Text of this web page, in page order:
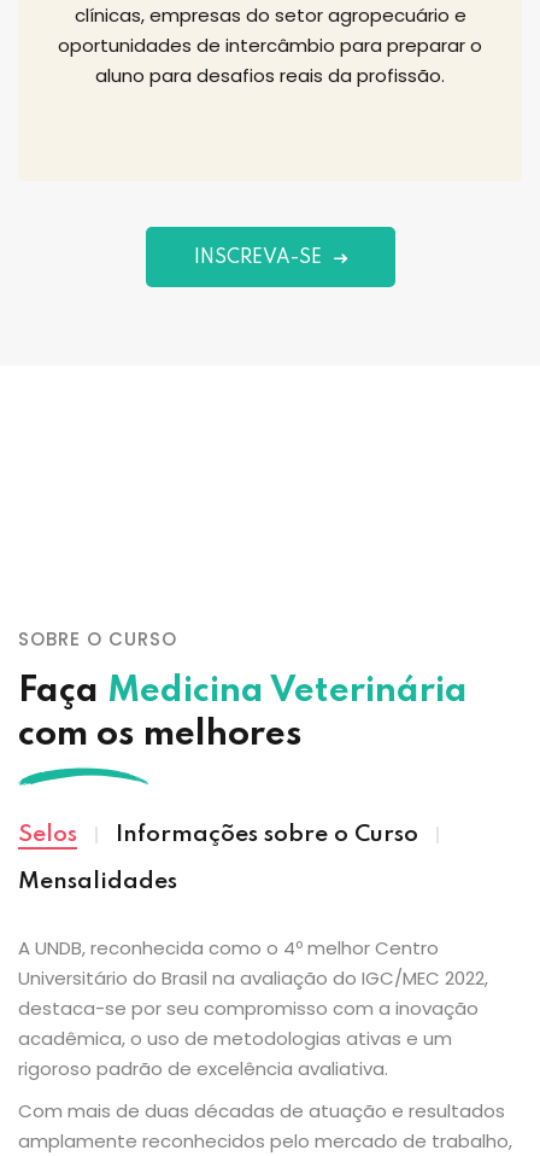
clínicas, empresas do setor agropecuário e
oportunidades de intercâmbio para preparar o
aluno para desafios reais da profissão.
INSCREVA-SE
SOBRE O CURSO
Faça Medicina Veterinária
com os melhores
Selos Informações sobre o Curso
Mensalidades
A UNDB, reconhecida como o 4º melhor Centro
Universitário do Brasil na avaliação do IGC/MEC 2022,
destaca-se por seu compromisso com a inovação
acadêmica, o uso de metodologias ativas e um
rigoroso padrão de excelência avaliativa.
Com mais de duas décadas de atuação e resultados
amplamente reconhecidos pelo mercado de trabalho,